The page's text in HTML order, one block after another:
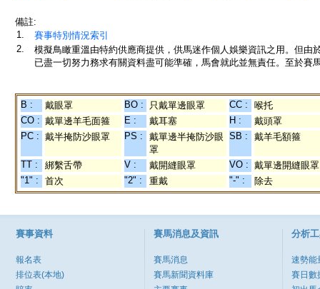
備註:
1.
賽事特別情況索引
2.
模擬鳥瞰重溫由特約供應商提供，供馬迷作個人娛樂資訊之用。但
已盡一切努力務求有關資料盡可能準確，馬會就此並無責任。至於賽
B : 戴眼罩 BO : 只戴單邊眼罩 CC :
喉托
CO : 戴單邊羊毛面箍 E : 戴耳塞 H :
戴頭罩
PC : 戴半掩防沙眼罩 PS :
戴單邊半掩防沙眼
罩
SB : 戴羊毛額箍
TT : 綁繫舌帶 V : 戴開縫眼罩 VO : 戴單邊開縫眼罩
"1" :
首次 "2" : 重戴 "-" : 除去
賽事資料
報名表
排位表(本地)
賽馬消息及資訊
賽馬消息
賽馬新聞資料庫
分析
速勢能
賽日數